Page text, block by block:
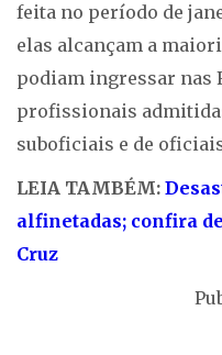
feita no período de
elas alcançam a
podiam ingressar nas
profissionais
suboficiais e de
LEIA TAMBÉM:
alfinetadas; confira
Cruz